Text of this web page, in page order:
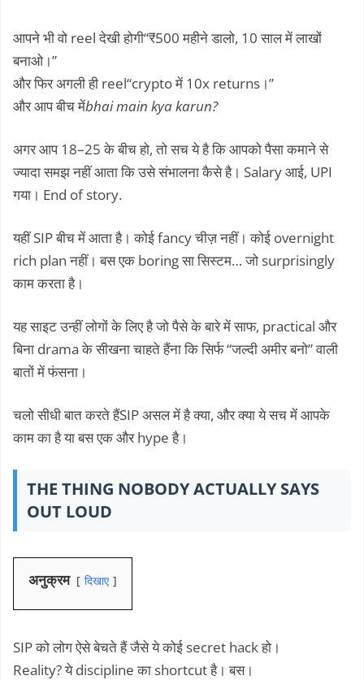
आपने भी वो reel देखी होगी“₹500 महीने डालो, 10 साल में लाखों
बनाओ।”
और फिर अगली ही reel“crypto में 10x returns।”
और आप बीच मेंbhai main kya karun?
अगर आप 18–25 के बीच हो, तो सच ये है कि आपको पैसा कमाने से
ज्यादा समझ नहीं आता कि उसे संभालना कैसे है। Salary आई, UPI
गया। End of story.
यहीं SIP बीच में आता है। कोई fancy चीज़ नहीं। कोई overnight
rich plan नहीं। बस एक boring सा सिस्टम… जो surprisingly
काम करता है।
यह साइट उन्हीं लोगों के लिए है जो पैसे के बारे में साफ, practical और
बिना drama के सीखना चाहते हैंना कि सिर्फ “जल्दी अमीर बनो” वाली
बातों में फंसना।
चलो सीधी बात करते हैंSIP असल में है क्या, और क्या ये सच में आपके
काम का है या बस एक और hype है।
THE THING NOBODY ACTUALLY SAYS
OUT LOUD
अनुक्रम दिखाए
SIP को लोग ऐसे बेचते हैं जैसे ये कोई secret hack हो।
Reality? ये discipline का shortcut है। बस।